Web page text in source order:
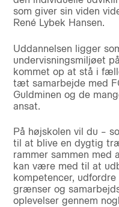
som giver sin viden
René Lybek Hansen.
Uddannelsen ligger
undervisningsmiljøet
kommet op at stå i
tæt samarbejde med
Guldminen og de
ansat.
På højskolen vil du –
til at blive en dygtig
rammer sammen med
kan være med til at
kompetencer,
grænser og
oplevelser gennem